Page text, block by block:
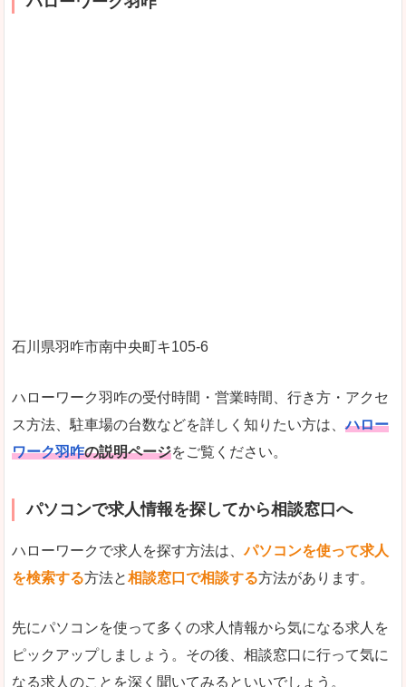
石川県羽咋市南中央町キ105‐6
ハローワーク羽咋の受付時間・営業時間、行き方・アクセ
ス方法、駐車場の台数などを詳しく知りたい方は、ハロー
ワーク羽咋の説明ページをご覧ください。
パソコンで求人情報を探してから相談窓口へ
ハローワークで求人を探す方法は、パソコンを使って求人
を検索する方法と相談窓口で相談する方法があります。
先にパソコンを使って多くの求人情報から気になる求人を
ピックアップしましょう。その後、相談窓口に行って気に
なる求人のことを深く聞いてみるといいでしょう。